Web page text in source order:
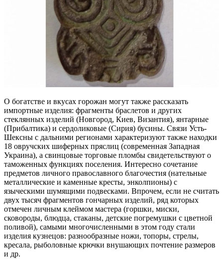
О богатстве и вкусах горожан могут также рассказать
импортные изделия: фрагменты браслетов и других
стеклянных изделий (Новгород, Киев, Византия), янтарные
(Прибалтика) и сердоликовые (Сирия) бусины. Связи Усть-
Шексны с дальними регионами характеризуют также находки
18 овручских шиферных пряслиц (современная Западная
Украина), а свинцовые торговые пломбы свидетельствуют о
таможенных функциях поселения. Интересно сочетание
предметов личного православного благочестия (нательные
металлические и каменные кресты, энколпионы) с
языческими шумящими подвесками. Впрочем, если не считать
двух тысяч фрагментов гончарных изделий, ряд которых
отмечен личным клеймом мастера (горшки, миски,
сковороды, блюдца, стаканы, детские погремушки с цветной
поливой), самыми многочисленными в этом году стали
изделия кузнецов: разнообразные ножи, топоры, стрелы,
кресала, рыболовные крючки внушающих почтение размеров
и др.